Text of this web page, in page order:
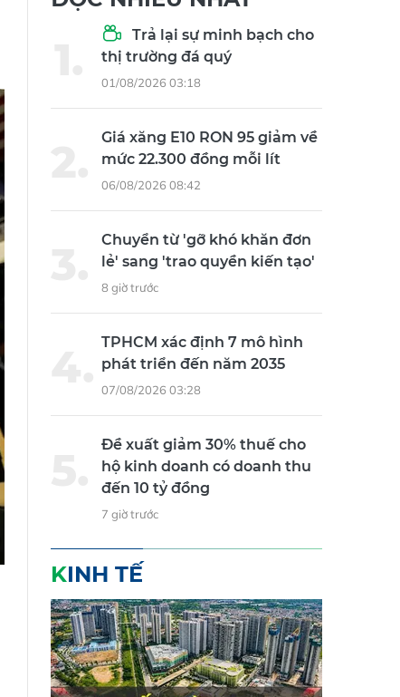
Trả lại sự minh bạch cho
thị trường đá quý
01/08/2026 03:18
Giá xăng E10 RON 95 giảm về
mức 22.300 đồng mỗi lít
06/08/2026 08:42
Chuyển từ 'gỡ khó khăn đơn
lẻ' sang 'trao quyền kiến tạo'
8 giờ trước
TPHCM xác định 7 mô hình
phát triển đến năm 2035
07/08/2026 03:28
Đề xuất giảm 30% thuế cho
hộ kinh doanh có doanh thu
đến 10 tỷ đồng
7 giờ trước
KINH TẾ